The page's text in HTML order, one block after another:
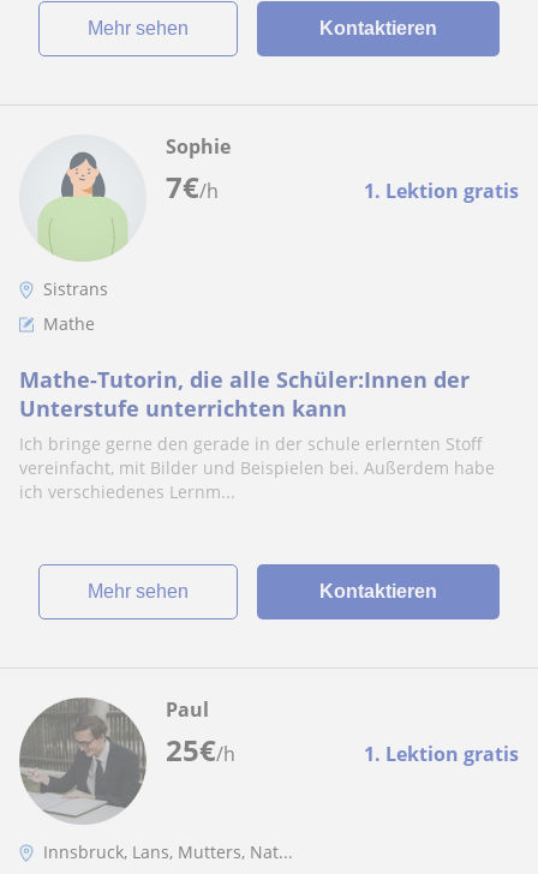
Mehr sehen Kontaktieren
7€/h 1. Lektion gratis
Sophie
Sistrans
Mathe
Mathe-Tutorin, die alle Schüler:Innen der
Unterstufe unterrichten kann
Ich bringe gerne den gerade in der schule erlernten Stoff
vereinfacht, mit Bilder und Beispielen bei. Außerdem habe
ich verschiedenes Lernm...
Mehr sehen Kontaktieren
25€/h 1. Lektion gratis
Paul
Innsbruck, Lans, Mutters, Nat...